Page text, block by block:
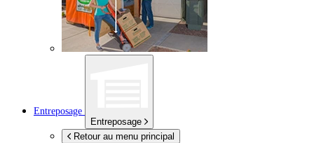
Entreposage
Entreposage
Retour au menu principal